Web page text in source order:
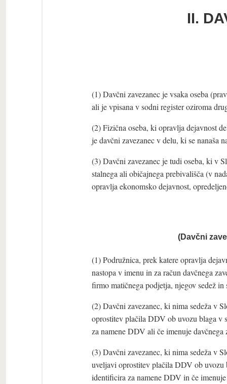
II.
(1) Davčni zavezanec je vsaka oseba
ali je vpisana v sodni register oziroma
(2) Fizična oseba, ki opravlja dejavnost
je davčni zavezanec v delu, ki se nanaša
(3) Davčni zavezanec je tudi oseba, ki v
stalnega ali običajnega prebivališča (v
opravlja ekonomsko dejavnost,
(Davčni
(1) Podružnica, prek katere opravlja
nastopa v imenu in za račun davčnega
firmo matičnega podjetja, njegov sedež in
(2) Davčni zavezanec, ki nima sedeža v
oprostitev plačila DDV ob uvozu blaga v
za namene DDV ali če imenuje davčnega
(3) Davčni zavezanec, ki nima sedeža v
uveljavi oprostitev plačila DDV ob
identificira za namene DDV in če